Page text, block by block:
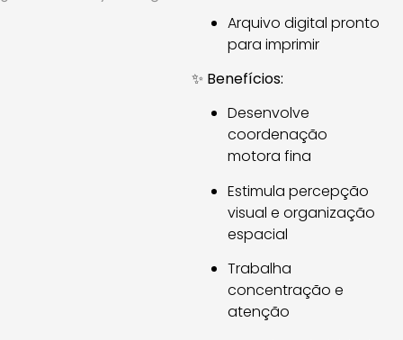
Arquivo digital pronto
para imprimir
✨ Benefícios:
Desenvolve
coordenação
motora fina
Estimula percepção
visual e organização
espacial
Trabalha
concentração e
atenção